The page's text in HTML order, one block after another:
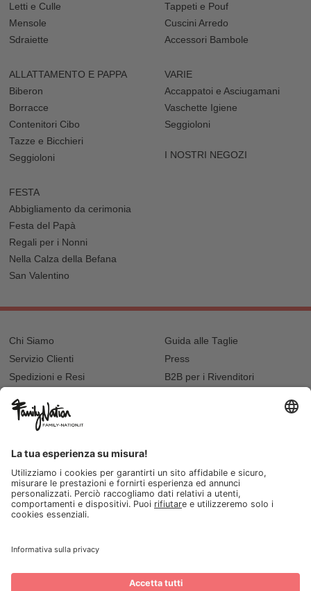
Letti e Culle
Mensole
Sdraiette
Tappeti e Pouf
Cuscini Arredo
Accessori Bambole
ALLATTAMENTO E PAPPA
Biberon
Borracce
Contenitori Cibo
Tazze e Bicchieri
Seggioloni
VARIE
Accappatoi e Asciugamani
Vaschette Igiene
Seggioloni
I NOSTRI NEGOZI
FESTA
Abbigliamento da cerimonia
Festa del Papà
Regali per i Nonni
Nella Calza della Befana
San Valentino
Chi Siamo
Servizio Clienti
Spedizioni e Resi
Recupero password?
Lista regalo e nascita
Guida alle Taglie
Press
B2B per i Rivenditori